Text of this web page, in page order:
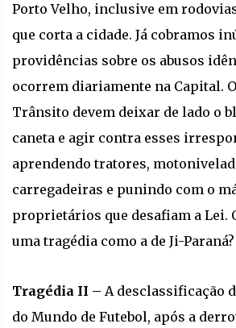
Porto Velho, inclusive em
que corta a cidade. Já cobramos
providências sobre os abusos
ocorrem diariamente na Capital.
Trânsito devem deixar de lado o
caneta e agir contra esses
aprendendo tratores,
carregadeiras e punindo com o
proprietários que desafiam a Lei.
uma tragédia como a de Ji-Paraná?
Tragédia II – A desclassificação
do Mundo de Futebol, após a